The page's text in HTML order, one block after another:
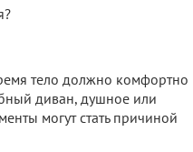
тело должно комфортно
диван, душное или
могут стать причиной